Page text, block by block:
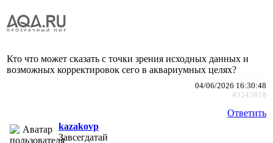
Кто что может сказать с точки зрения исходных данных и
возможных корректировок сего в аквариумных целях?
04/06/2026 16:30:48
#3243818
Ответить
kazakovp
Завсегдатай